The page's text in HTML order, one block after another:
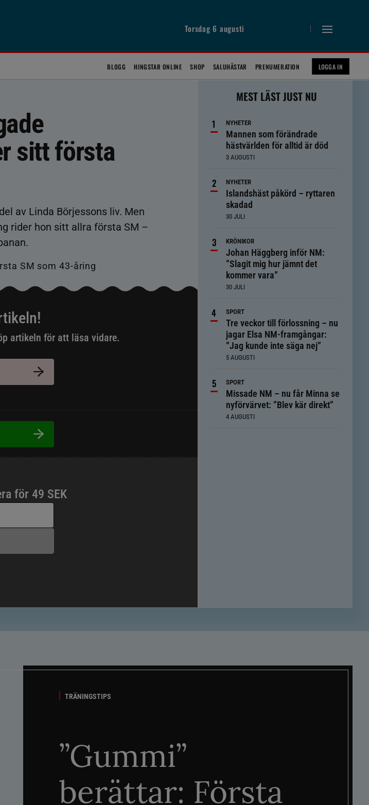
Torsdag 6 augusti
BLOGG HINGSTAR ONLINE SHOP SALUHÄSTAR PRENUMERATION LOGGA IN
sitt första
av Linda Börjessons liv. Men
rider hon sitt allra första SM –
artikeln för att läsa vidare.
MEST LÄST JUST NU
NYHETER
Mannen som förändrade
hästvärlden för alltid är död
3 AUGUSTI
NYHETER
Islandshäst påkörd – ryttaren
skadad
30 JULI
KRÖNIKOR
Johan Häggberg inför NM:
”Slagit mig hur jämnt det
kommer vara”
30 JULI
SPORT
Tre veckor till förlossning – nu
jagar Elsa NM-framgångar:
”Jag kunde inte säga nej”
5 AUGUSTI
SPORT
Missade NM – nu får Minna se
nyförvärvet: ”Blev kär direkt”
4 AUGUSTI
TRÄNINGSTIPS
”Gummi”
berättar: Första